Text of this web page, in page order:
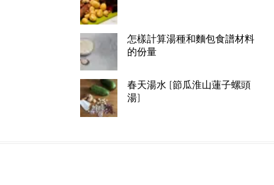
怎樣計算湯種和麵包食譜材料
的份量
春天湯水 [節瓜淮山蓮子螺頭
湯]